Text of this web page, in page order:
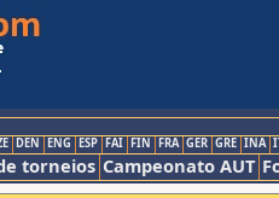
DEN ENG ESP FAI FIN FRA GER GRE INA
torneios Campeonato AUT